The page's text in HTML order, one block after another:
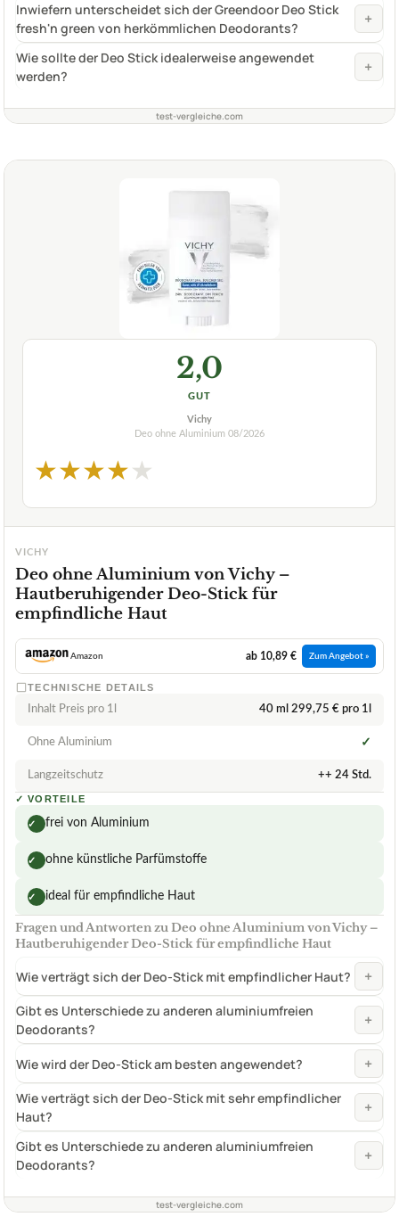
Inwiefern unterscheidet sich der Greendoor Deo Stick
fresh'n green von herkömmlichen Deodorants?
+
Wie sollte der Deo Stick idealerweise angewendet
werden?
+
test-vergleiche.com
2,0
GUT
Vichy
Deo ohne Aluminium 08/2026
★★★★★
VICHY
Deo ohne Aluminium von Vichy –
Hautberuhigender Deo-Stick für
empfindliche Haut
Amazon ab 10,89 € Zum Angebot »
TECHNISCHE DETAILS
Inhalt Preis pro 1l 40 ml 299,75 € pro 1l
Ohne Aluminium ✓
Langzeitschutz ++ 24 Std.
✓ VORTEILE
✓ frei von Aluminium
✓ ohne künstliche Parfümstoffe
✓ ideal für empfindliche Haut
Fragen und Antworten zu Deo ohne Aluminium von Vichy –
Hautberuhigender Deo-Stick für empfindliche Haut
Wie verträgt sich der Deo-Stick mit empfindlicher Haut? +
Gibt es Unterschiede zu anderen aluminiumfreien
Deodorants?
+
Wie wird der Deo-Stick am besten angewendet? +
Wie verträgt sich der Deo-Stick mit sehr empfindlicher
Haut?
+
Gibt es Unterschiede zu anderen aluminiumfreien
Deodorants?
+
test-vergleiche.com